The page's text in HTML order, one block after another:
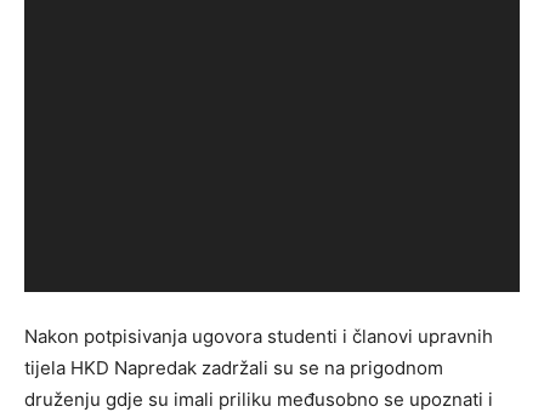
Nakon potpisivanja ugovora studenti i članovi upravnih
tijela HKD Napredak zadržali su se na prigodnom
druženju gdje su imali priliku međusobno se upoznati i